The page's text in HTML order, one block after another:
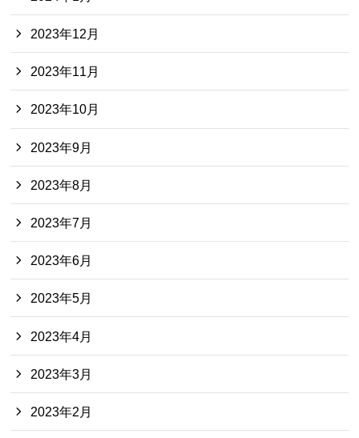
2023年12月
2023年11月
2023年10月
2023年9月
2023年8月
2023年7月
2023年6月
2023年5月
2023年4月
2023年3月
2023年2月